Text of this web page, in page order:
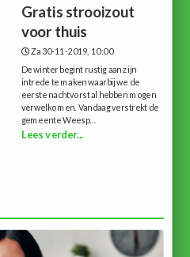
Gratis strooizout
voor thuis
Za 30-11-2019, 10:00
De winter begint rustig aan zijn
intrede te maken waarbij we de
eerste nachtvorst al hebben mogen
verwelkomen. Vandaag verstrekt de
gemeente Weesp...
Lees verder...